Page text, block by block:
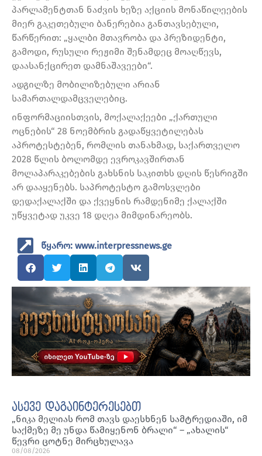
პარლამენტთან ნაძვის ხეზე აქციის მონაწილეების
მიერ გაკეთებული ბანერებია განთავსებული,
წარწერით: „ყალბი მთავრობა და პრეზიდენტი,
გამოდი, რუსული რეჟიმი შენამდეც მოაღწევს,
დაასანქცირეთ დამნაშავეები“.
ადგილზე მობილიზებული არიან
სამართალდამცველებიც.
ინფორმაციისთვის, მოქალაქეები „ქართული
ოცნების“ 28 ნოემბრის გადაწყვეტილებას
აპროტესტებენ, რომლის თანახმად, საქართველო
2028 წლის ბოლომდე ევროკავშირთან
მოლაპარაკებების გახსნის საკითხს დღის წესრიგში
არ დააყენებს. საპროტესტო გამოსვლები
დედაქალაქში და ქვეყნის რამდენიმე ქალაქში
უწყვეტად უკვე 18 დღეა მიმდინარეობს.
წყარო: www.interpressnews.ge
ასევე დაგაინტერესებთ
„ნიკა მელიას რომ თავს დაესხნენ სამტრედიაში, იმ
საქმეზე მე უნდა წამიყენონ ბრალი“ – „ახალის“
წევრი ცოტნე მირცხულავა
08/08/2026